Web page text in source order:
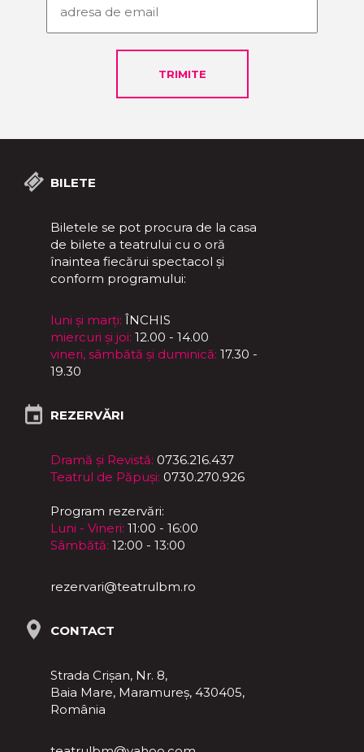
BILETE
Biletele se pot procura de la casa
de bilete a teatrului cu o oră
înaintea fiecărui spectacol și
conform programului:
luni și marți: ÎNCHIS
miercuri și joi: 12.00 - 14.00
vineri, sâmbătă și duminică: 17.30 -
19.30
REZERVĂRI
Dramă și Revistă: 0736.216.437
Teatrul de Păpuși: 0730.270.926
Program rezervări:
Luni - Vineri: 11:00 - 16:00
Sâmbătă: 12:00 - 13:00
rezervari@teatrulbm.ro
CONTACT
Strada Crișan, Nr. 8,
Baia Mare, Maramureş, 430405,
România